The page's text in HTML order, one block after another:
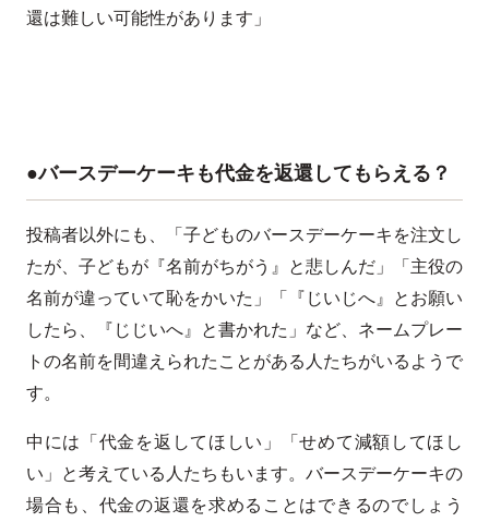
還は難しい可能性があります」
●バースデーケーキも代金を返還してもらえる？
投稿者以外にも、「子どものバースデーケーキを注文し
たが、子どもが『名前がちがう』と悲しんだ」「主役の
名前が違っていて恥をかいた」「『じいじへ』とお願い
したら、『じじいへ』と書かれた」など、ネームプレー
トの名前を間違えられたことがある人たちがいるようで
す。
中には「代金を返してほしい」「せめて減額してほし
い」と考えている人たちもいます。バースデーケーキの
場合も、代金の返還を求めることはできるのでしょう